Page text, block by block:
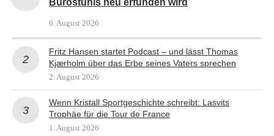
6. August 2026
Fritz Hansen startet Podcast – und lässt Thomas
Kjærholm über das Erbe seines Vaters sprechen
2. August 2026
Wenn Kristall Sportgeschichte schreibt: Lasvits
Trophäe für die Tour de France
1. August 2026